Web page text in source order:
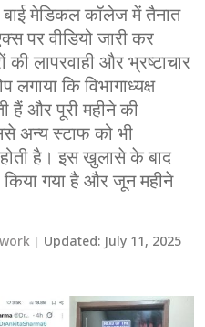
बाई मेडिकल कॉलेज में तैनात
पर वीडियो जारी कर
की लापरवाही और भ्रष्टाचार
कि विभागाध्यक्ष
हैं और पूरी महीने की
अन्य स्टाफ को भी
है। इस खुलासे के बाद
गया है और जून महीने
Updated: July 11, 2025